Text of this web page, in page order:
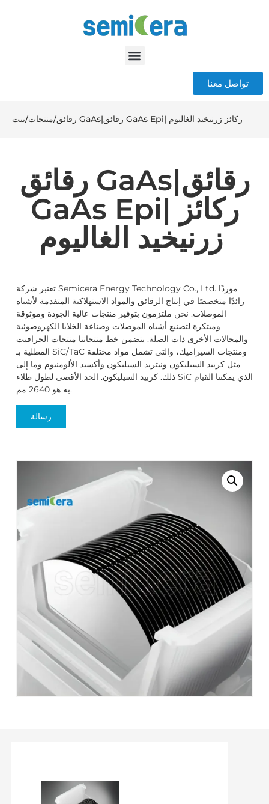
تواصل معنا
بيت/منتجات/
رقائق GaAs|رقائق
GaAs Epi| ركائز
زرنيخيد الغاليوم
تعتبر شركة Semicera Energy Technology Co., Ltd. موردًا
رائدًا متخصصًا في إنتاج الرقائق والمواد الاستهلاكية المتقدمة لأشباه
الموصلات. نحن ملتزمون بتوفير منتجات عالية الجودة وموثوقة
ومبتكرة لتصنيع أشباه الموصلات وصناعة الخلايا الكهروضوئية
والمجالات الأخرى ذات الصلة. يتضمن خط منتجاتنا منتجات الجرافيت
المطلية بـ SiC/TaC ومنتجات السيراميك، والتي تشمل مواد مختلفة
مثل كربيد السيليكون ونيتريد السيليكون وأكسيد الألومنيوم وما إلى
ذلك. كربيد السيليكون. الحد الأقصى لطول طلاء SiC الذي يمكننا القيام
به هو 2640 مم.
رسالة